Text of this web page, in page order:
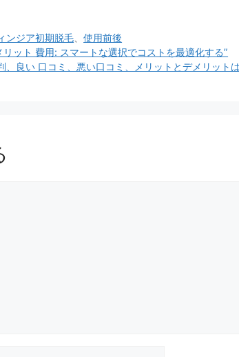
ンジア初期脱毛 、使用前後
ット 費用: スマートな選択でコストを最適化する”
、良い 口コミ、悪い口コミ、メリットとデメリット